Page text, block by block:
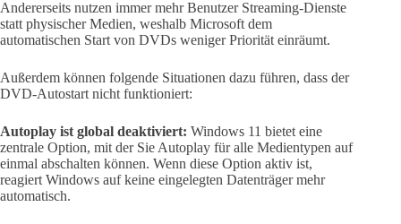
Andererseits nutzen immer mehr Benutzer Streaming-Dienste
statt physischer Medien, weshalb Microsoft dem
automatischen Start von DVDs weniger Priorität einräumt.
Außerdem können folgende Situationen dazu führen, dass der
DVD-Autostart nicht funktioniert:
Autoplay ist global deaktiviert: Windows 11 bietet eine
zentrale Option, mit der Sie Autoplay für alle Medientypen auf
einmal abschalten können. Wenn diese Option aktiv ist,
reagiert Windows auf keine eingelegten Datenträger mehr
automatisch.